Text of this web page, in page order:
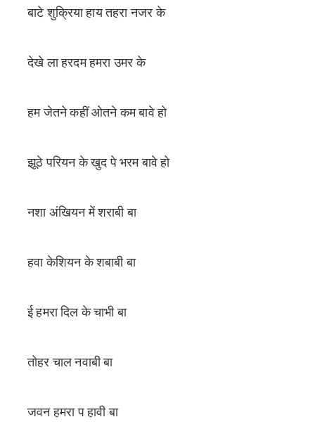
बाटे शुक्रिया हाय तहरा नजर के
देखे ला हरदम हमरा उमर के
हम जेतने कहीं ओतने कम बावे हो
झूठे परियन के खुद पे भरम बावे हो
नशा अंखियन में शराबी बा
हवा केशियन के शबाबी बा
ई हमरा दिल के चाभी बा
तोहर चाल नवाबी बा
जवन हमरा प हावी बा